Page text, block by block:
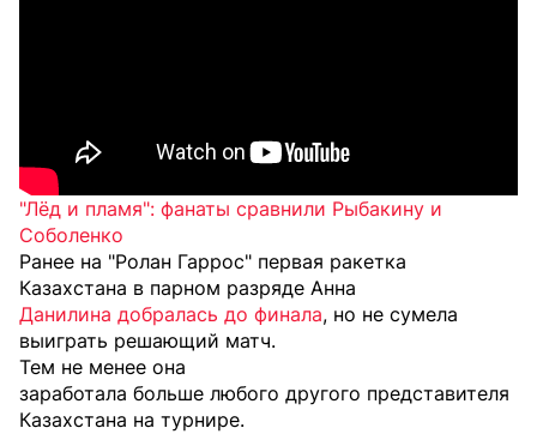
"Лёд и пламя": фанаты сравнили Рыбакину и
Соболенко
Ранее на "Ролан Гаррос" первая ракетка
Казахстана в парном разряде Анна
Данилина добралась до финала, но не сумела
выиграть решающий матч.
Тем не менее она
заработала больше любого другого представителя
Казахстана на турнире.